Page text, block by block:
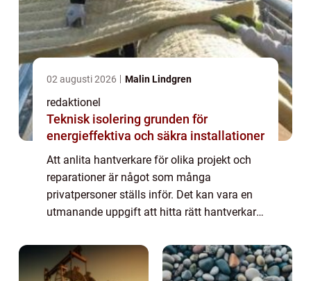
02 augusti 2026 Malin Lindgren
redaktionel
Teknisk isolering grunden för
energieffektiva och säkra installationer
Att anlita hantverkare för olika projekt och
reparationer är något som många
privatpersoner ställs inför. Det kan vara en
utmanande uppgift att hitta rätt hantverkare
professionellt sätt. I denna artikel komm...